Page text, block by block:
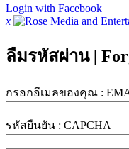
Login with Facebook
x
ลืมรหัสผ่าน |
กรอกอีเมลของคุณ :
รหัสยืนยัน : CAPCHA